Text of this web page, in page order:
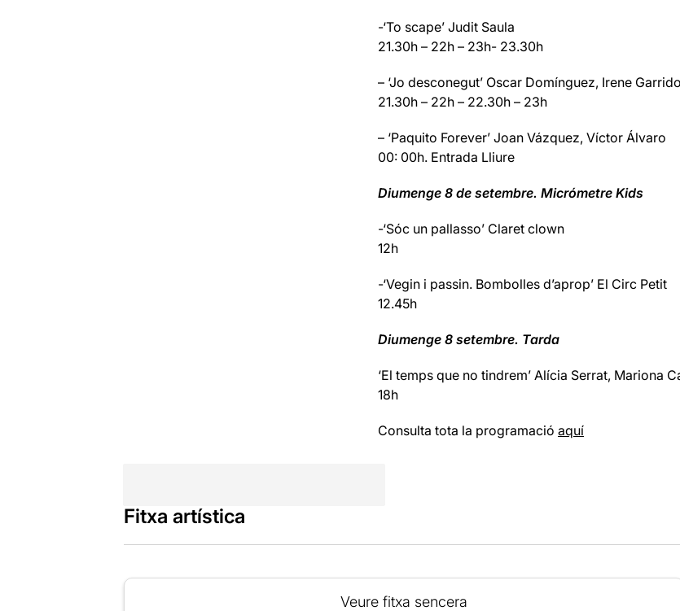
-‘To scape’ Judit Saula
21.30h – 22h – 23h- 23.30h
– ‘Jo desconegut’ Oscar Domínguez, Irene
21.30h – 22h – 22.30h – 23h
– ‘Paquito Forever’ Joan Vázquez, Víctor Álvaro
00: 00h. Entrada Lliure
Diumenge 8 de setembre. Micrómetre Kids
-‘Sóc un pallasso’ Claret clown
12h
-‘Vegin i passin. Bombolles d’aprop’ El Circ Petit
12.45h
Diumenge 8 setembre. Tarda
‘El temps que no tindrem’ Alícia Serrat, Mariona
18h
Consulta tota la programació aquí
Fitxa artística
Veure fitxa sencera